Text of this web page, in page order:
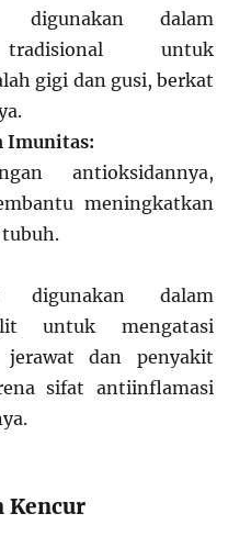
digunakan dalam
untuk
gigi dan gusi, berkat
Imunitas:
antioksidannya,
meningkatkan
digunakan dalam
untuk mengatasi
jerawat dan penyakit
sifat antiinflamasi
Kencur